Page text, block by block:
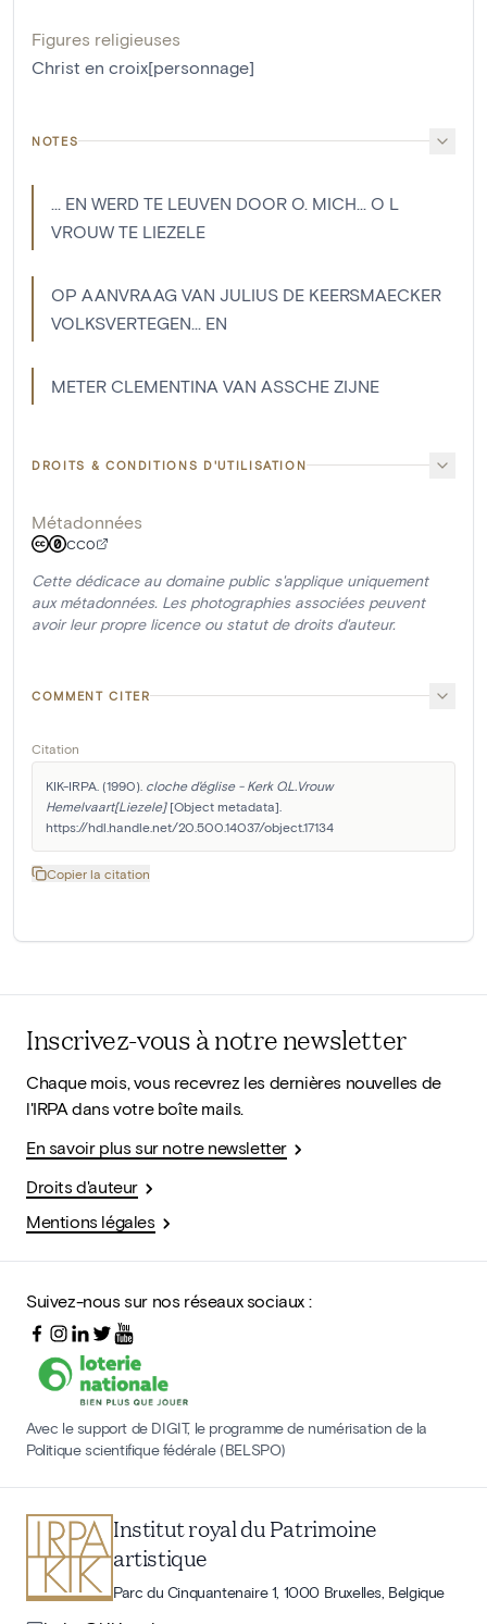
Figures religieuses
Christ en croix[personnage]
NOTES
... EN WERD TE LEUVEN DOOR O. MICH... O L
VROUW TE LIEZELE
OP AANVRAAG VAN JULIUS DE KEERSMAECKER
VOLKSVERTEGEN... EN
METER CLEMENTINA VAN ASSCHE ZIJNE
DROITS & CONDITIONS D'UTILISATION
Métadonnées
CC0
Cette dédicace au domaine public s'applique uniquement
aux métadonnées. Les photographies associées peuvent
avoir leur propre licence ou statut de droits d'auteur.
COMMENT CITER
Citation
KIK-IRPA. (1990). cloche d'église - Kerk O.L.Vrouw
Hemelvaart[Liezele] [Object metadata].
https://hdl.handle.net/20.500.14037/object.17134
Copier la citation
Inscrivez-vous à notre newsletter
Chaque mois, vous recevrez les dernières nouvelles de
l'IRPA dans votre boîte mails.
En savoir plus sur notre newsletter
Droits d'auteur
Mentions légales
Suivez-nous sur nos réseaux sociaux :
Avec le support de DIGIT, le programme de numérisation de la
Politique scientifique fédérale (BELSPO)
Institut royal du Patrimoine
artistique
Parc du Cinquantenaire 1, 1000 Bruxelles, Belgique